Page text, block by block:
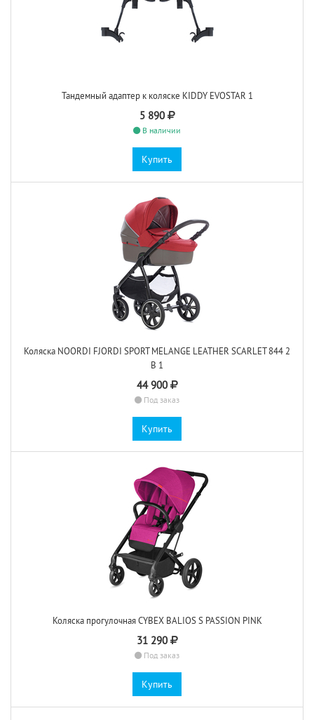
Тандемный адаптер к коляске KIDDY EVOSTAR 1
5 890
В наличии
Купить
Коляска NOORDI FJORDI SPORT MELANGE LEATHER SCARLET 844 2
В 1
44 900
Под заказ
Купить
Коляска прогулочная CYBEX BALIOS S PASSION PINK
31 290
Под заказ
Купить